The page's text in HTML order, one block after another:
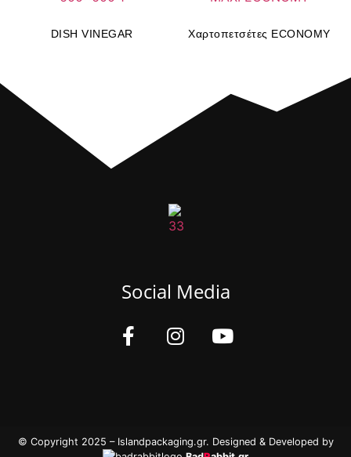
DISH VINEGAR Χαρτοπετσέτες ECONOMY
Social Media
© Copyright 2025 – Islandpackaging.gr. Designed & Developed by